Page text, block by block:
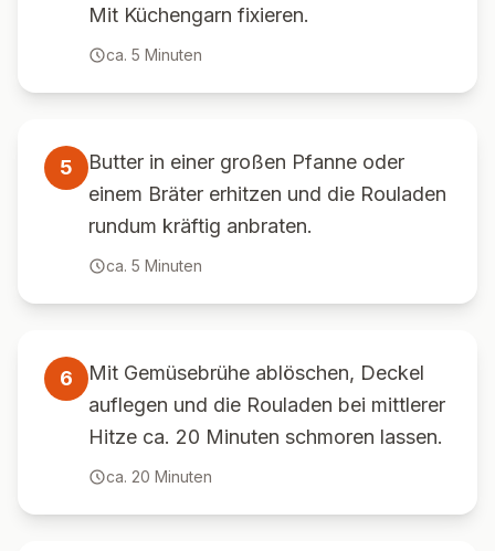
Mit Küchengarn fixieren.
ca. 5 Minuten
5
Butter in einer großen Pfanne oder
einem Bräter erhitzen und die Rouladen
rundum kräftig anbraten.
ca. 5 Minuten
6
Mit Gemüsebrühe ablöschen, Deckel
auflegen und die Rouladen bei mittlerer
Hitze ca. 20 Minuten schmoren lassen.
ca. 20 Minuten